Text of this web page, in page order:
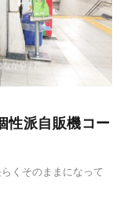
性派自販機コー
くそのままになって